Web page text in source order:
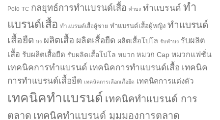
Polo TC กลยุทธ์การทำแบรนด์เสื้อ ทำบง ทำแบรนด์ ทำ
แบรนด์เสื้อ ทำแบรนด์เสื้อผู้ชาย ทำแบรนด์เสื้อผู้หญิง ทำแบรนด์
เสื้อยืด บง ผลิตเสื้อ ผลิตเสื้อยืด ผลิตเสื้อโปโล รับทำบง รับผลิต
เสื้อ รับผลิตเสื้อยืด รับผลิตเสื้อโปโล หมวก หมวก Cap หมวกแฟชั่น
เทคนิคการทำแบรนด์ เทคนิคการทำแบรนด์เสื้อ เทคนิค
การทำแบรนด์เสื้อยืด เทคนิคการเลือกเสื้อยืด เทคนิคการแต่งตัว
เทคนิคทำแบรนด์ เทคนิคทำแบรนด์ การ
ตลาด เทคนิคทำแบรนด์ มุมมองการตลาด